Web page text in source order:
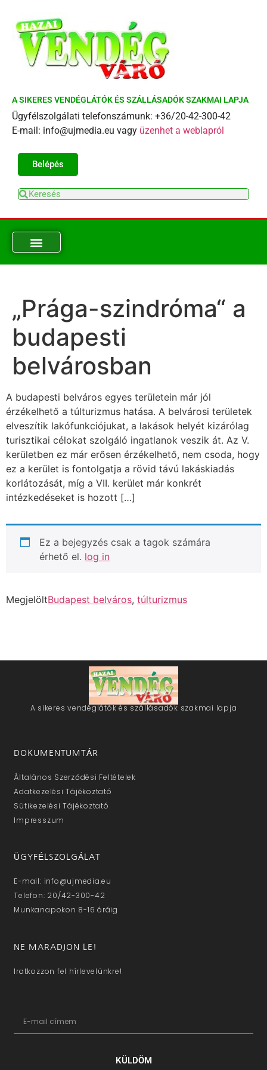
A SIKERES VENDÉGLÁTÓK ÉS SZÁLLÁSADÓK SZAKMAI LAPJA
Ügyfélszolgálati telefonszámunk: +36/20-42-300-42
E-mail: info@ujmedia.eu vagy üzenhet a weblapról
Belépés
„Prága-szindróma“ a
budapesti
belvárosban
A budapesti belváros egyes területein már jól
érzékelhető a túlturizmus hatása. A belvárosi területek
elveszítik lakófunkciójukat, a lakások helyét kizárólag
turisztikai célokat szolgáló ingatlanok veszik át. Az V.
kerületben ez már erősen érzékelhető, nem csoda, hogy
ez a kerület is fontolgatja a rövid távú lakáskiadás
korlátozását, míg a VII. kerület már konkrét
intézkedéseket is hozott […]
Ez a bejegyzés csak a tagok számára
érhető el. log in
MegjelöltBudapest belváros, túlturizmus
A sikeres vendéglátók és szállásadók szakmai lapja
DOKUMENTUMTÁR
Általános Szerződési Feltételek
Adatkezelési Tájékoztató
Sütikezelési Tájékoztató
Impresszum
ÜGYFÉLSZOLGÁLAT
E-mail: info@ujmedia.eu
Telefon: 20/42-300-42
Munkanapokon 8-16 óráig
NE MARADJON LE!
Iratkozzon fel hírlevelünkre!
KÜLDÖM